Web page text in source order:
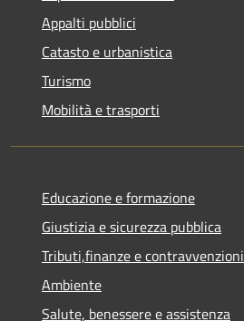
Appalti pubblici
Catasto e urbanistica
Turismo
Mobilità e trasporti
Educazione e formazione
Giustizia e sicurezza pubblica
Tributi,finanze e contravvenzioni
Ambiente
Salute, benessere e assistenza